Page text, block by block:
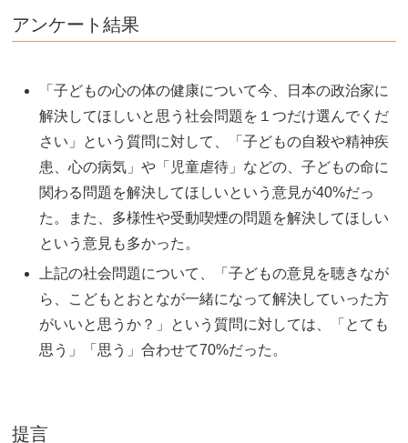
アンケート結果
「子どもの心の体の健康について今、日本の政治家に
解決してほしいと思う社会問題を１つだけ選んでくだ
さい」という質問に対して、「子どもの自殺や精神疾
患、心の病気」や「児童虐待」などの、子どもの命に
関わる問題を解決してほしいという意見が40%だっ
た。また、多様性や受動喫煙の問題を解決してほしい
という意見も多かった。
上記の社会問題について、「子どもの意見を聴きなが
ら、こどもとおとなが一緒になって解決していった方
がいいと思うか？」という質問に対しては、「とても
思う」「思う」合わせて70%だった。
提言